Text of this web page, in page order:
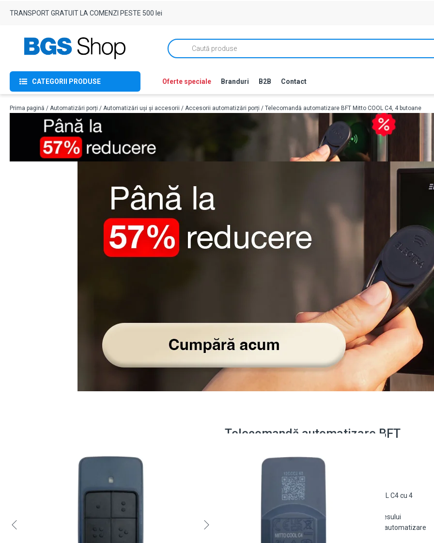
TRANSPORT GRATUIT LA COMENZI PESTE 500 lei
Products
search
CATEGORII PRODUSE Oferte speciale Branduri B2B Contact
Prima pagină / Automatizări porți / Automatizări uși și accesorii / Accesorii automatizări porți / Telecomandă automatizare BFT Mitto COOL C4, 4 butoane
Telecomandă automatizare BFT
Telecomandă de automatizare BFT Mitto COOL C4 cu 4
Funcționalitate excelentă pentru controlul accesului
Compatibilitate extinsă cu diverse sisteme de automatizare
Foarte ușor de programat și utilizat